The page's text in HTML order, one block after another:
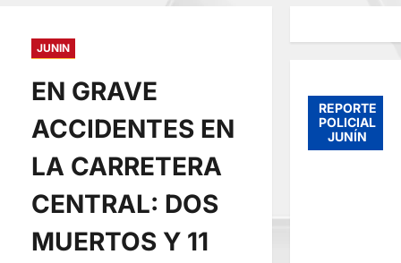
JUNIN
EN GRAVE
ACCIDENTES EN
LA CARRETERA
CENTRAL: DOS
MUERTOS Y 11
REPORTE
POLICIAL
JUNÍN